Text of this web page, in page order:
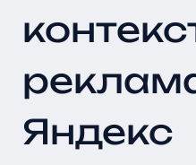
Яндекс